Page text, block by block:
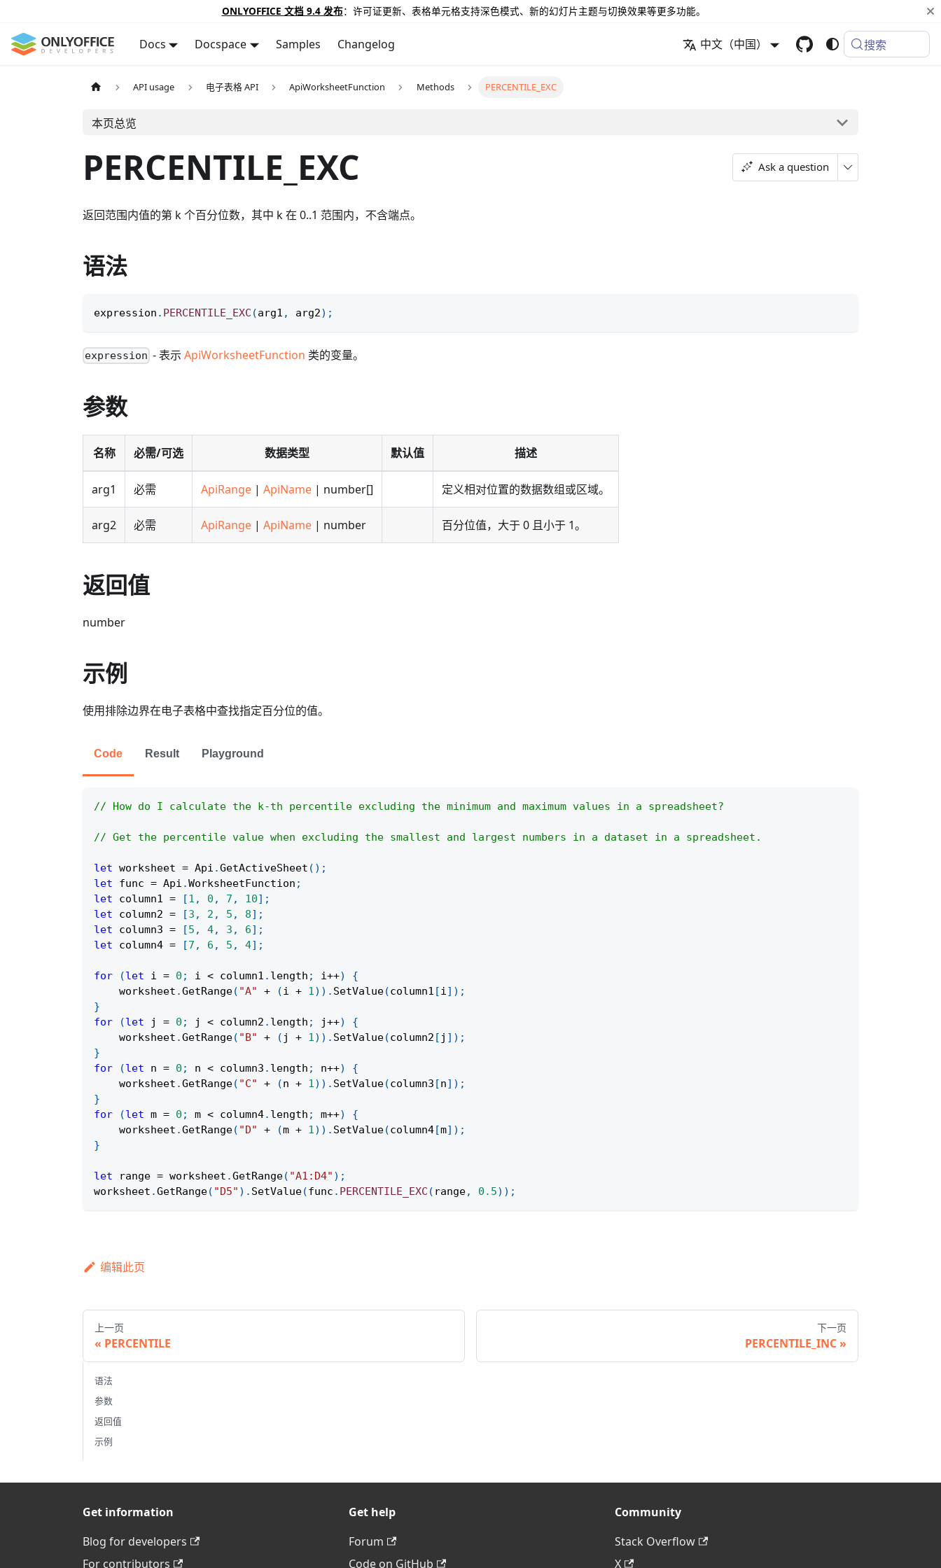
ONLYOFFICE 文档 9.4 发布：许可证更新、表格单元格支持深色模式、新的幻灯片主题与切换效果等更多功能。
Docs Docspace Samples Changelog 中文（中国） 搜索
API usage 电子表格 API ApiWorksheetFunction Methods PERCENTILE_EXC
本页总览
PERCENTILE_EXC Ask a question
返回范围内值的第 k 个百分位数，其中 k 在 0..1 范围内，不含端点。
语法
expression . PERCENTILE_EXC (arg1 , arg2) ;
expression - 表示ApiWorksheetFunction 类的变量。
参数
名称 必需/可选 数据类型 默认值 描述
arg1 必需 ApiRange | ApiName | number[] 定义相对位置的数据数组或区域。
arg2 必需 ApiRange | ApiName | number 百分位值，大于 0 且小于 1。
返回值
number
示例
使用排除边界在电子表格中查找指定百分位的值。
Code Result Playground
// How do I calculate the k-th percentile excluding the minimum and maximum values in a spreadsheet?
// Get the percentile value when excluding the smallest and largest numbers in a dataset in a spreadsheet.
let worksheet = Api .GetActiveSheet ( ) ;
let func = Api .WorksheetFunction ;
let column1 = [1 , 0 , 7 , 10] ;
let column2 = [3 , 2 , 5 , 8] ;
let column3 = [5 , 4, 3 , 6] ;
let column4 = [7 , 6 , 5 , 4] ;
for (let i = 0 ; i < column1 . length ; i++)
{
    worksheet
.GetRange( "A" + (i + 1) ) . SetValue(column1 [i] ) ;
}
for
(let j = 0 ; j < column2 . length ; j++)
{
    worksheet
.GetRange( "B" + ( j + 1) ) . SetValue(column2 [ j ] ) ;
}
for
(let n = 0 ; n < column3 . length ; n++)
{
    worksheet
.GetRange( "C" + (n + 1) ) . SetValue(column3 [n] ) ;
}
for
(let m = 0 ; m < column4. length ; m++)
{
    worksheet
.GetRange( "D" + (m + 1) ) . SetValue(column4[m] ) ;
}
let range = worksheet .GetRange( "A1:D4" ) ;
worksheet .GetRange( "D5" ) . SetValue(func . PERCENTILE_EXC ( range, 0.5) ) ;
编辑此页
上一页
PERCENTILE
下一页
PERCENTILE_INC
语法
参数
返回值
示例
Get information
Blog for developers
For contributors
Get help
Forum
Code on GitHub
Community
Stack Overflow
X